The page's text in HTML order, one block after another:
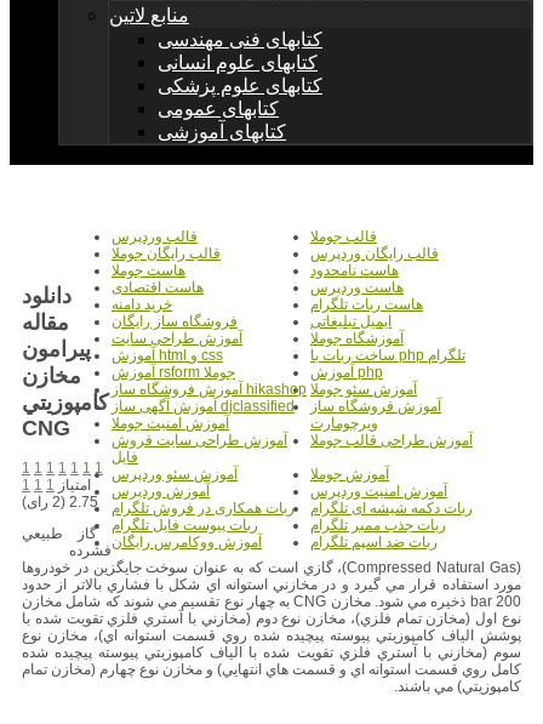
منابع لاتین
کتابهای فنی مهندسی
کتابهای علوم انسانی
کتابهای علوم پزشکی
کتابهای عمومی
کتابهای آموزشی
قالب جوملا
قالب وردپرس
قالب رایگان وردپرس
قالب رایگان جوملا
هاست نامحدود
هاست جوملا
هاست وردپرس
هاست اقتصادی
هاست ربات تلگرام
خرید دامنه
ایمیل تبلیغاتی
فروشگاه ساز رایگان
آموزشگاه جوملا
آموزش طراحی سایت
ساخت ربات با php تلگرام
آموزش html و css
آموزش php
آموزش rsform جوملا
آموزش سئو جوملا آموزش فروشگاه ساز hikashop
آموزش فروشگاه ساز
ویرچومارت
آموزش آگهی ساز djclassified
آموزش امنیت جوملا
آموزش طراحی قالب جوملا
آموزش طراحی سایت فروش
فایل
آموزش جوملا
آموزش سئو وردپرس
آموزش امنیت وردپرس
آموزش وردپرس
ربات دکمه شیشه ای تلگرام
ربات همکاری در فروش تلگرام
ربات جذب ممبر تلگرام
ربات پیوست فایل تلگرام
ربات ضد اسپم تلگرام
آموزش ووکامرس رایگان
دانلود
مقاله
پیرامون
مخازن
كامپوزيتي
CNG
1 1 1 1 1 1 1
1 1 1 امتیاز
2.75 (2 رای)
گاز طبيعي
فشرده
(Compressed Natural Gas)، گازي است كه به عنوان سوخت جايگزين در خودروها
مورد استفاده قرار مي گيرد و در مخازني استوانه اي شكل با فشاري بالاتر از حدود
bar 200 ذخيره مي شود. مخازن CNG به چهار نوع تقسيم مي شوند كه شامل مخازن
نوع اول (مخازن تمام فلزي)، مخازن نوع دوم (مخازني با آستري فلزي تقويت شده با
پوشش الياف كامپوزيتي پيوسته پيچيده شده روي قسمت استوانه اي)، مخازن نوع
سوم (مخازني با آستري فلزي تقويت شده با الياف كامپوزيتي پيوسته پيچيده شده
كامل روي قسمت استوانه اي و قسمت هاي انتهايي) و مخازن نوع چهارم (مخازن تمام
كامپوزيتي) مي باشند.